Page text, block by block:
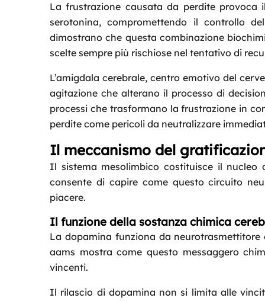
La frustrazione causata da perdite provoca
serotonina, compromettendo il controllo
dimostrano che questa combinazione
scelte sempre più rischiose nel tentativo di
L’amigdala cerebrale, centro emotivo del
agitazione che alterano il processo di
processi che trasformano la frustrazione in
perdite come pericoli da neutralizzare
Il meccanismo del
Il sistema mesolimbico costituisce il
consente di capire come questo circuito
piacere.
Il funzione della sostanza chimica
La dopamina funziona da
aams mostra come questo messaggero
vincenti.
Il rilascio di dopamina non si limita alle